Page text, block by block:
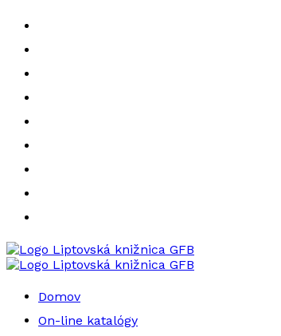
Liptovská knižnica GFB
Liptovská knižnica GFB
Domov
On-line katalógy